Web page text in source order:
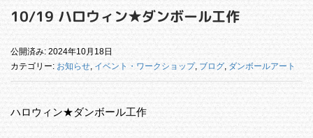
10/19 ハロウィン★ダンボール工作
公開済み: 2024年10月18日
カテゴリー: お知らせ, イベント・ワークショップ, ブログ, ダンボールアート
ハロウィン★ダンボール工作